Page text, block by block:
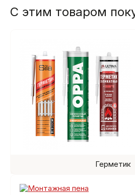
С этим товаром
Герметик